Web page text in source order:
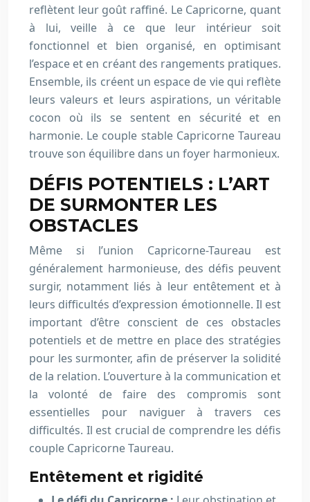
reflètent leur goût raffiné. Le Capricorne, quant
à lui, veille à ce que leur intérieur soit
fonctionnel et bien organisé, en optimisant
l’espace et en créant des rangements pratiques.
Ensemble, ils créent un espace de vie qui reflète
leurs valeurs et leurs aspirations, un véritable
cocon où ils se sentent en sécurité et en
harmonie. Le couple stable Capricorne Taureau
trouve son équilibre dans un foyer harmonieux.
DÉFIS POTENTIELS : L’ART
DE SURMONTER LES
OBSTACLES
Même si l’union Capricorne-Taureau est
généralement harmonieuse, des défis peuvent
surgir, notamment liés à leur entêtement et à
leurs difficultés d’expression émotionnelle. Il est
important d’être conscient de ces obstacles
potentiels et de mettre en place des stratégies
pour les surmonter, afin de préserver la solidité
de la relation. L’ouverture à la communication et
la volonté de faire des compromis sont
essentielles pour naviguer à travers ces
difficultés. Il est crucial de comprendre les défis
couple Capricorne Taureau.
Entêtement et rigidité